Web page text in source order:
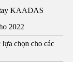
tay KAADAS
2022
chọn cho các